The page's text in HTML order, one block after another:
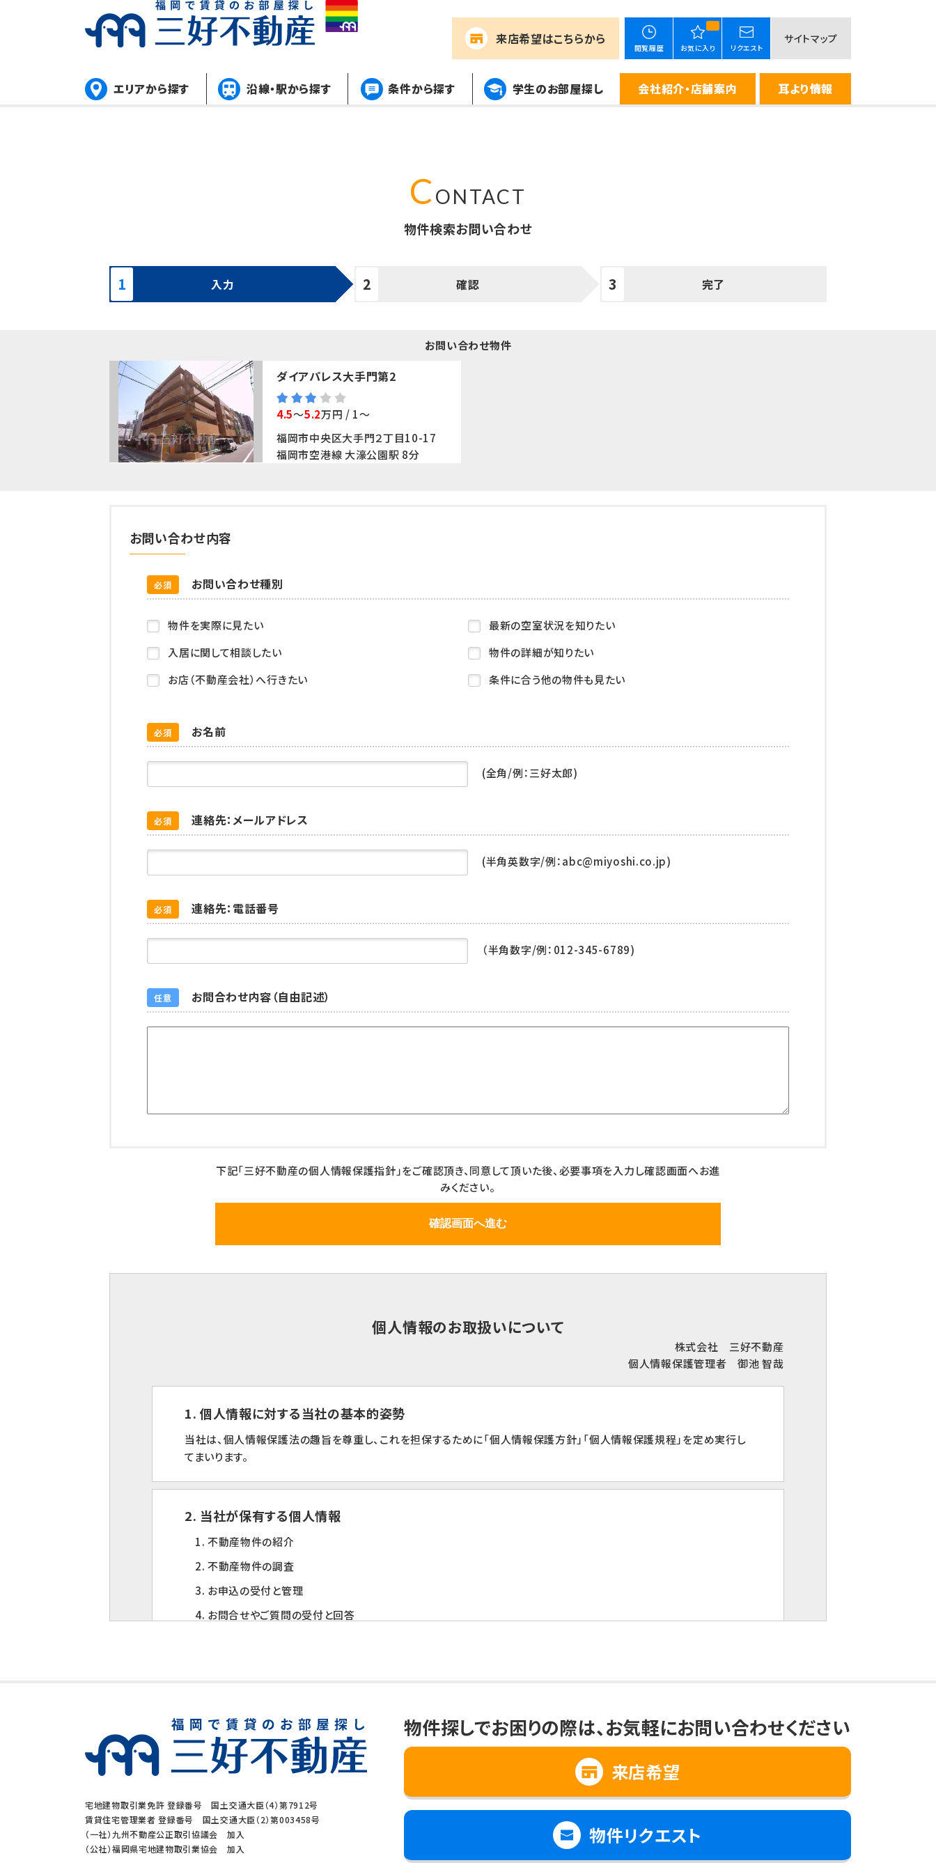
来店希望はこちらから
閲覧履歴 お気に入り リクエスト
サイトマップ
エリアから探す 沿線・駅から探す 条件から探す 学生のお部屋探し 会社紹介・店舗案内 耳より情報
物件検索お問い合わせ
入力 確認 完了
お問い合わせ物件
ダイアパレス大手門第2
4.5～5.2万円 / 1～
福岡市中央区大手門２丁目10-17
福岡市空港線 大濠公園駅 8分
お問い合わせ内容
お問い合わせ種別
必須
物件を実際に見たい
最新の空室状況を知りたい
入居に関して相談したい
物件の詳細が知りたい
お店（不動産会社）へ行きたい
条件に合う他の物件も見たい
お名前
必須
(全角/例：三好太郎)
連絡先：メールアドレス
必須
(半角英数字/例：abc@miyoshi.co.jp)
連絡先：電話番号
必須
（半角数字/例：012-345-6789)
お問合わせ内容（自由記述）
任意
下記「三好不動産の個人情報保護指針」をご確認頂き、同意して頂いた後、必要事項を入力し確認画面へお進
みください。
個人情報のお取扱いについて
株式会社 三好不動産
個人情報保護管理者 御池 智哉
1. 個人情報に対する当社の基本的姿勢
当社は、個人情報保護法の趣旨を尊重し、これを担保するために「個人情報保護方針」「個人情報保護規程」を定め実行し
てまいります。
2. 当社が保有する個人情報
1. 不動産物件の紹介
2. 不動産物件の調査
3. お申込の受付と管理
4. お問合せやご質問の受付と回答
3. 個人情報の第三者への提供について
当社は、下記の場合を除いて個人情報を第三者に提供することはありません。
1. ご本人の同意がある場合
3. 利用目的の範囲内で個人情報の取扱いの全部又は一部を委託する場合
4. 人の生命、身体又は財産の保護のために必要で、ご本人の同意を得ることが難しいとき
5. 公衆衛生の向上、児童の健全な育成のために必要で、ご本人の同意を得ることが難しいとき
宅地建物取引業免許 登録番号 国土交通大臣（4）第7912号
賃貸住宅管理業者 登録番号 国土交通大臣（2）第003458号
（一社）九州不動産公正取引協議会 加入
（公社）福岡県宅地建物取引業協会 加入
物件探しでお困りの際は、お気軽にお問い合わせください
来店希望
物件リクエスト